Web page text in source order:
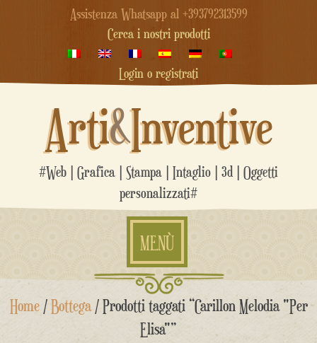
Assistenza Whatsapp al +393792313599
Cerca i nostri prodotti
Login o registrati
Arti&Inventive
#Web | Grafica | Stampa | Intaglio | 3d | Oggetti
personalizzati#
MENÙ
Salta
Home/Bottega/ Prodotti taggati “Carillon Melodia "Per
Elisa"”